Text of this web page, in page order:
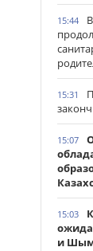
15:44
15:31
15:07
15:03
и